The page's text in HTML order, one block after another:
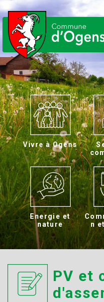
Vivre à Ogens
Energie et
nature
n
PV et